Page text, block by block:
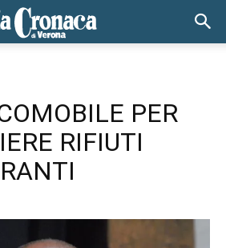
PER
RIFIUTI